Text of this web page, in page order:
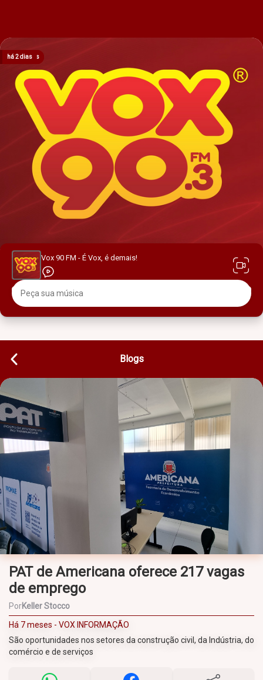
Vox 90 FM - É Vox, é demais!
Blogs
PAT de Americana oferece 217 vagas
de emprego
PorKeller Stocco
Há 7 meses - VOX INFORMAÇÃO
São oportunidades nos setores da construção civil, da Indústria, do
comércio e de serviços
há 15 horas
há 16 horas
há 18 horas
há 1 dia
há 2 dias